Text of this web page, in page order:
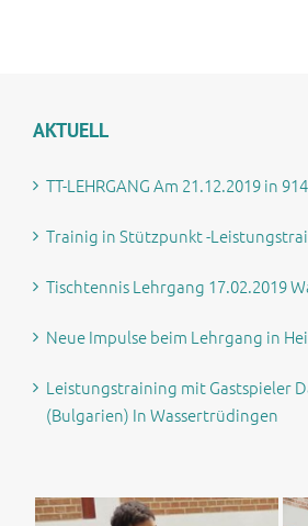
AKTUELL
TT-LEHRGANG Am 21.12.2019 in
Trainig in Stützpunkt -
Tischtennis Lehrgang 17.02.2019
Neue Impulse beim Lehrgang in
Leistungstraining mit Gastspieler
(Bulgarien) In Wassertrüdingen